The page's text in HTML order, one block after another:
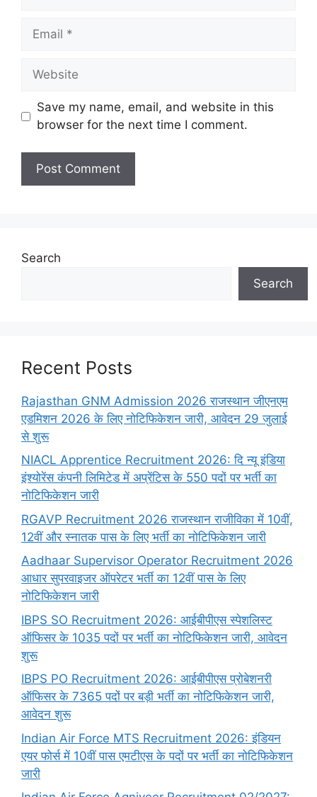
Email
Website
Save my name, email, and website in this
browser for the next time I comment.
Search
Search
Recent Posts
Rajasthan GNM Admission 2026 राजस्थान जीएनएम
एडमिशन 2026 के लिए नोटिफिकेशन जारी, आवेदन 29 जुलाई
से शुरू
NIACL Apprentice Recruitment 2026: दि न्यू इंडिया
इंश्योरेंस कंपनी लिमिटेड में अप्रेंटिस के 550 पदों पर भर्ती का
नोटिफिकेशन जारी
RGAVP Recruitment 2026 राजस्थान राजीविका में 10वीं,
12वीं और स्नातक पास के लिए भर्ती का नोटिफिकेशन जारी
Aadhaar Supervisor Operator Recruitment 2026
आधार सुपरवाइजर ऑपरेटर भर्ती का 12वीं पास के लिए
नोटिफिकेशन जारी
IBPS SO Recruitment 2026: आईबीपीएस स्पेशलिस्ट
ऑफिसर के 1035 पदों पर भर्ती का नोटिफिकेशन जारी, आवेदन
शुरू
IBPS PO Recruitment 2026: आईबीपीएस प्रोबेशनरी
ऑफिसर के 7365 पदों पर बड़ी भर्ती का नोटिफिकेशन जारी,
आवेदन शुरू
Indian Air Force MTS Recruitment 2026: इंडियन
एयर फोर्स में 10वीं पास एमटीएस के पदों पर भर्ती का नोटिफिकेशन
जारी